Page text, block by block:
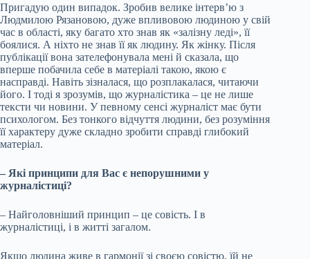
Пригадую один випадок. Зробив велике інтерв’ю з
Людмилою Рязановою, дуже впливовою людиною у свій
час в області, яку багато хто знав як «залізну леді», її
боялися. А ніхто не знав її як людину. Як жінку. Після
публікації вона зателефонувала мені й сказала, що
вперше побачила себе в матеріалі такою, якою є
насправді. Навіть зізналася, що розплакалася, читаючи
його. І тоді я зрозумів, що журналістика – це не лише
тексти чи новини. У певному сенсі журналіст має бути
психологом. Без тонкого відчуття людини, без розуміння
її характеру дуже складно зробити справді глибокий
матеріал.
– Які принципи для Вас є непорушними у
журналістиці?
– Найголовніший принцип – це совість. І в
журналістиці, і в житті загалом.
Якщо людина живе в гармонії зі своєю совістю, їй не